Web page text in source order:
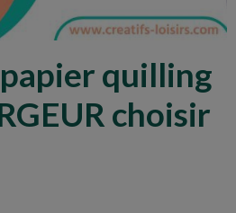
quilling
choisir